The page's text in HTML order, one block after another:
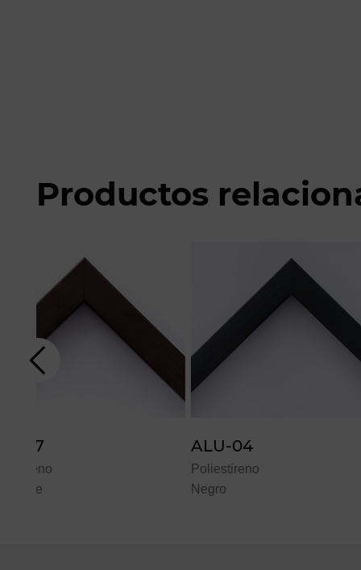
Productos
ALU-04
Poliestireno
Negro
FX-16
Poliestireno